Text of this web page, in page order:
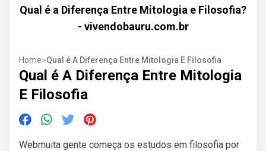
Qual é a Diferença Entre Mitologia e Filosofia?
- vivendobauru.com.br
Home>Qual é A Diferença Entre Mitologia E Filosofia
Qual é A Diferença Entre Mitologia
E Filosofia
Webmuita gente começa os estudos em filosofia por